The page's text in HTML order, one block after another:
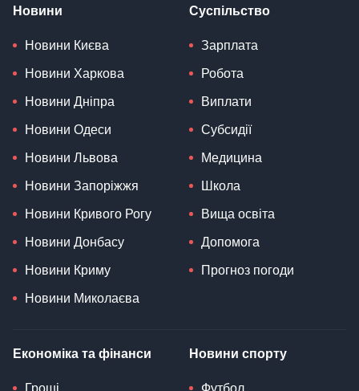
Новини
Новини Києва
Новини Харкова
Новини Дніпра
Новини Одеси
Новини Львова
Новини Запоріжжя
Новини Кривого Рогу
Новини Донбасу
Новини Криму
Новини Миколаєва
Суспільство
Зарплата
Робота
Виплати
Субсидії
Медицина
Школа
Вища освіта
Допомога
Прогноз погоди
Економіка та фінанси
Гроші
Новини спорту
Футбол